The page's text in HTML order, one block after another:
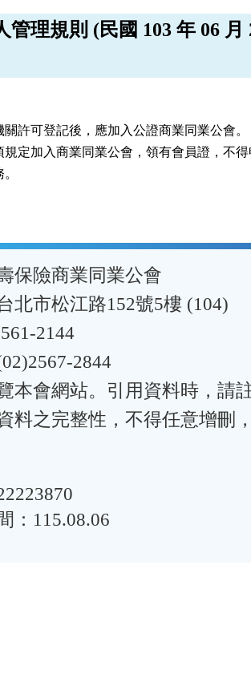
管理規則 (民國 103 年 06 月
許可登記後，應加入公證商業同業公會。
規定加入商業同業公會，領有會員證，不
保險商業同業公會
北市松江路152號5樓 (104)
2144
2844
本會網站。引用資料時，請
料之完整性，不得任意增刪
：115.08.06